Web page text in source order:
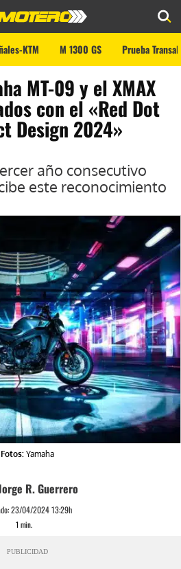
KTM M 1300 GS Prueba
MT-09 y el XMAX
con el «Red Dot
Design 2024»
año consecutivo
este reconocimiento
Fotos: Yamaha
R. Guerrero
23/04/2024 13:29h
1 min.
PUBLICIDAD